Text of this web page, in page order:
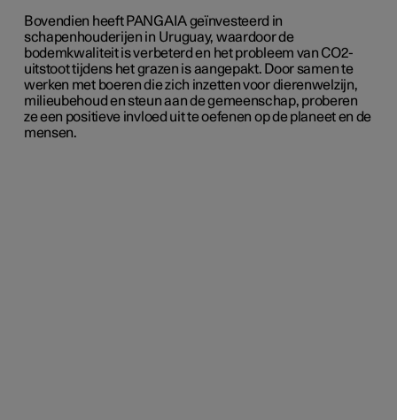
Bovendien heeft PANGAIA geïnvesteerd in
schapenhouderijen in Uruguay, waardoor de
bodemkwaliteit is verbeterd en het probleem van CO2-
uitstoot tijdens het grazen is aangepakt. Door samen te
werken met boeren die zich inzetten voor dierenwelzijn,
milieubehoud en steun aan de gemeenschap, proberen
ze een positieve invloed uit te oefenen op de planeet en de
mensen.